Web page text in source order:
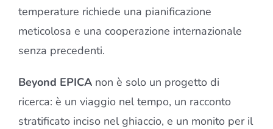
temperature richiede una pianificazione
meticolosa e una cooperazione internazionale
senza precedenti.
Beyond EPICAnon è solo un progetto di
ricerca: è un viaggio nel tempo, un racconto
stratificato inciso nel ghiaccio, e un monito per il